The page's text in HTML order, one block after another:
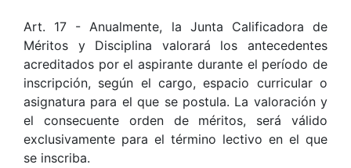
Art. 17 - Anualmente, la Junta Calificadora de
Méritos y Disciplina valorará los antecedentes
acreditados por el aspirante durante el período de
inscripción, según el cargo, espacio curricular o
asignatura para el que se postula. La valoración y
el consecuente orden de méritos, será válido
exclusivamente para el término lectivo en el que
se inscriba.